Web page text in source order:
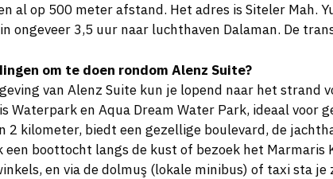
al op 500 meter afstand. Het adres is Siteler Mah.
ongeveer 3,5 uur naar luchthaven Dalaman. De
om te doen rondom Alenz Suite?
van Alenz Suite kun je lopend naar het strand
Waterpark en Aqua Dream Water Park, ideaal voor
2 kilometer, biedt een gezellige boulevard, de
een boottocht langs de kust of bezoek het
en via de dolmuş (lokale minibus) of taxi sta